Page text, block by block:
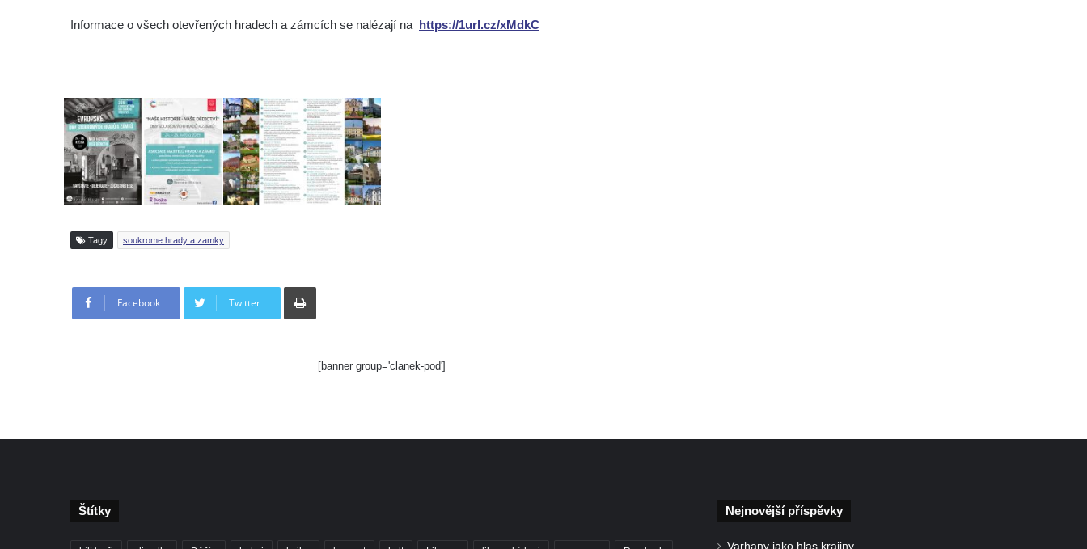
Informace o všech otevřených hradech a zámcích se nalézají na https://1url.cz/xMdkC
Tagy soukrome hrady a zamky
Facebook Twitter
Tisknout
[banner group='clanek-pod']
Štítky Nejnovější příspěvky
Varhany jako hlas krajiny